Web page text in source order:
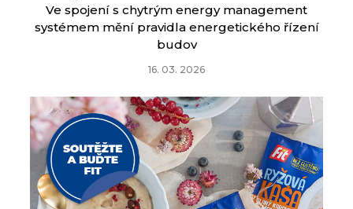
Ve spojení s chytrým energy management
systémem mění pravidla energetického řízení
budov
16. 03. 2026